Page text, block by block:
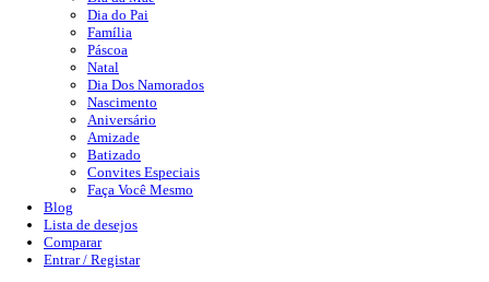
Dia do Pai
Família
Páscoa
Natal
Dia Dos Namorados
Nascimento
Aniversário
Amizade
Batizado
Convites Especiais
Faça Você Mesmo
Blog
Lista de desejos
Comparar
Entrar / Registar